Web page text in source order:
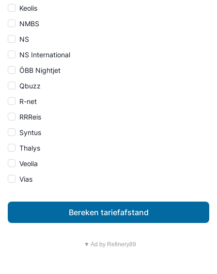
Keolis
NMBS
NS
NS International
ÖBB Nightjet
Qbuzz
R-net
RRReis
Syntus
Thalys
Veolia
Vias
Bereken tariefafstand
▼ Ad by Refinery89